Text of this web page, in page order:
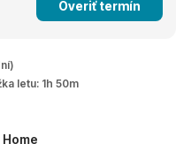
Overiť termín
letu: 1h 50m